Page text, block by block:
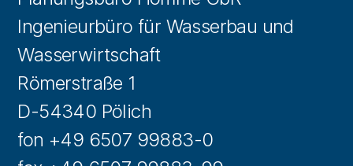
Ingenieurbüro für Wasserbau und
Wasserwirtschaft
Römerstraße 1
D-54340 Pölich
fon +49 6507 99883-0